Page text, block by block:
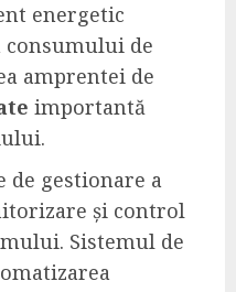
energetic
de
amprentei de
importantă
gestionare a
și control
Sistemul de